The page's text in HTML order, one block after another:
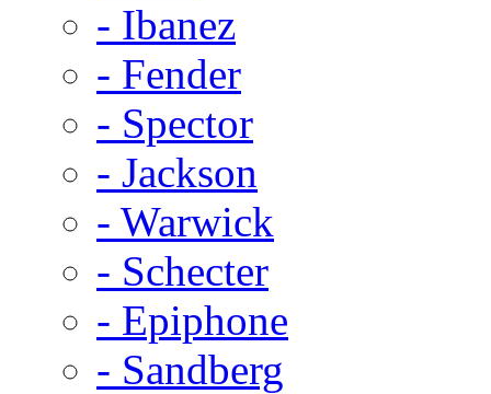
- Ibanez
- Fender
- Spector
- Jackson
- Warwick
- Schecter
- Epiphone
- Sandberg